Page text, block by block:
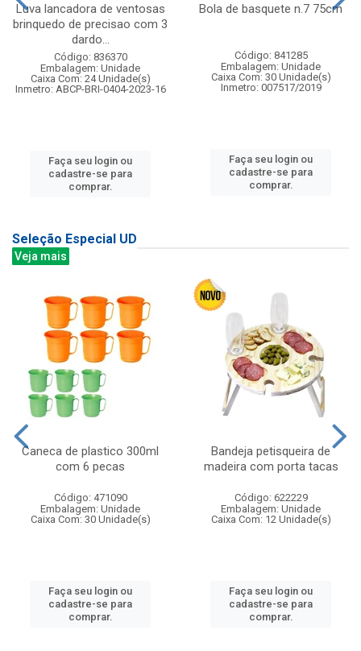
Luva lancadora de ventosas
brinquedo de precisao com 3
dardo...
Código: 836370
Embalagem: Unidade
Caixa Com: 24 Unidade(s)
Inmetro: ABCP-BRI-0404-2023-16
Faça seu login ou
cadastre-se para
comprar.
Bola de basquete n.7 75cm
Código: 841285
Embalagem: Unidade
Caixa Com: 30 Unidade(s)
Inmetro: 007517/2019
Faça seu login ou
cadastre-se para
comprar.
Seleção Especial UD
Veja mais
Caneca de plastico 300ml
com 6 pecas
Código: 471090
Embalagem: Unidade
Caixa Com: 30 Unidade(s)
Faça seu login ou
cadastre-se para
comprar.
Bandeja petisqueira de
madeira com porta tacas
Código: 622229
Embalagem: Unidade
Caixa Com: 12 Unidade(s)
Faça seu login ou
cadastre-se para
comprar.